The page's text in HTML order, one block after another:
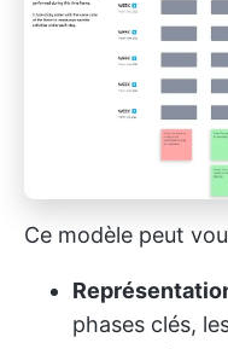
Ce modèle peut
phases clés,